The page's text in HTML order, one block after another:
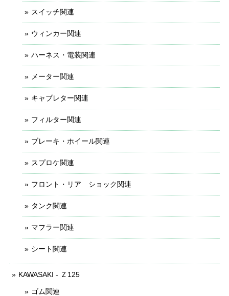
スイッチ関連
ウィンカー関連
ハーネス・電装関連
メーター関連
キャブレター関連
フィルター関連
ブレーキ・ホイール関連
スプロケ関連
フロント・リア ショック関連
タンク関連
マフラー関連
シート関連
KAWASAKI - Ｚ125
ゴム関連